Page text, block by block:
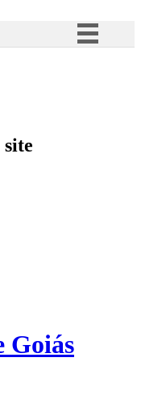
à informação
Goiás